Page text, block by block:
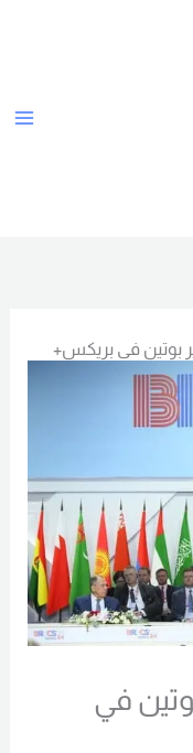
بوتين في بريكس+
في